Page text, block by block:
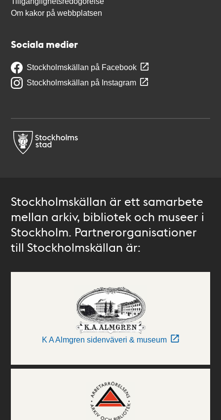
Om kakor på webbplatsen
Sociala medier
Stockholmskällan på Facebook
Stockholmskällan på Instagram
Stockholmskällan är ett samarbete
mellan arkiv, bibliotek och museer i
Stockholm. Partnerorganisationer
till Stockholmskällan är:
K A Almgren sidenväveri & museum